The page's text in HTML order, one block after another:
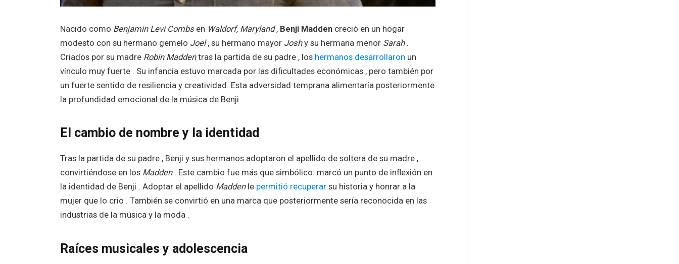
Nacido como Benjamin Levi Combsen Waldorf, Maryland, Benji Maddencreció en un hogar
modesto con su hermano gemelo Joel, su hermano mayor Joshy su hermana menor Sarah.
Criados por su madre Robin Maddentras la partida de su padre , los hermanos desarrollaron un
vínculo muy fuerte . Su infancia estuvo marcada por las dificultades económicas , pero también por
un fuerte sentido de resiliencia y creatividad. Esta adversidad temprana alimentaría posteriormente
la profundidad emocional de la música de Benji .
El cambio de nombre y la identidad
Tras la partida de su padre , Benji y sus hermanos adoptaron el apellido de soltera de su madre ,
convirtiéndose en los Madden. Este cambio fue más que simbólico: marcó un punto de inflexión en
la identidad de Benji . Adoptar el apellido Maddenle permitió recuperarsu historia y honrar a la
mujer que lo crio . También se convirtió en una marca que posteriormente sería reconocida en las
industrias de la música y la moda .
Raíces musicales y adolescencia​